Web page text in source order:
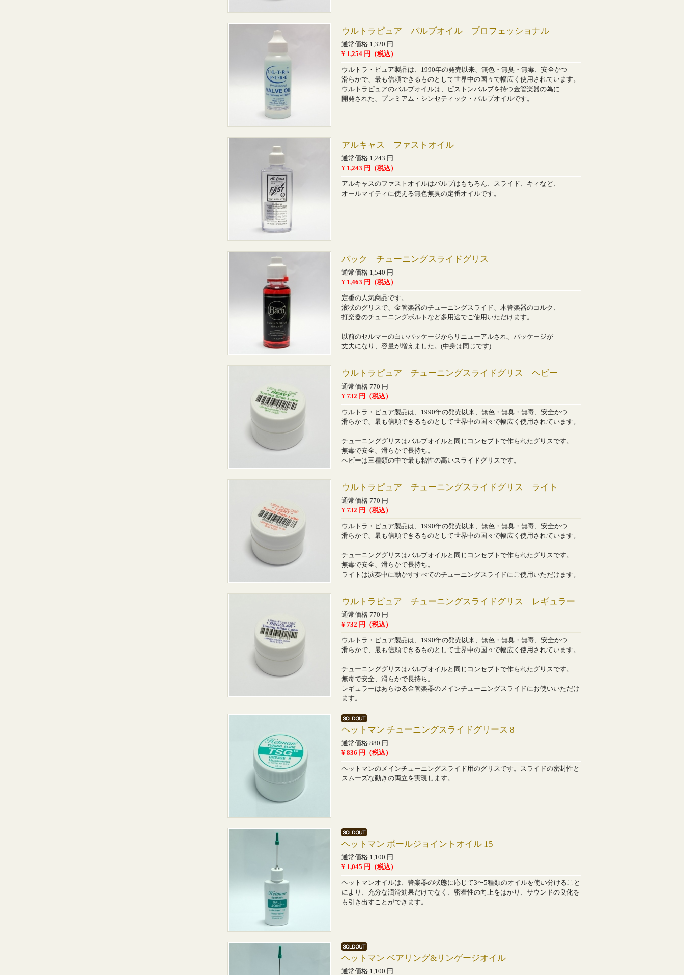
ウルトラピュア バルブオイル プロフェッショナル
通常価格 1,320 円
¥ 1,254 円（税込）
ウルトラ・ピュア製品は、1990年の発売以来、無色・無臭・無毒、安全かつ
滑らかで、最も信頼できるものとして世界中の国々で幅広く使用されています。
ウルトラピュアのバルブオイルは、ピストンバルブを持つ金管楽器の為に
開発された、プレミアム・シンセティック・バルブオイルです。
アルキャス ファストオイル
通常価格 1,243 円
¥ 1,243 円（税込）
アルキャスのファストオイルはバルブはもちろん、スライド、キィなど、
オールマイティに使える無色無臭の定番オイルです。
バック チューニングスライドグリス
通常価格 1,540 円
¥ 1,463 円（税込）
定番の人気商品です。
液状のグリスで、金管楽器のチューニングスライド、木管楽器のコルク、
打楽器のチューニングボルトなど多用途でご使用いただけます。
以前のセルマーの白いパッケージからリニューアルされ、パッケージが
丈夫になり、容量が増えました。(中身は同じです)
ウルトラピュア チューニングスライドグリス ヘビー
通常価格 770 円
¥ 732 円（税込）
ウルトラ・ピュア製品は、1990年の発売以来、無色・無臭・無毒、安全かつ
滑らかで、最も信頼できるものとして世界中の国々で幅広く使用されています。
チューニンググリスはバルブオイルと同じコンセプトで作られたグリスです。
無毒で安全、滑らかで長持ち。
ヘビーは三種類の中で最も粘性の高いスライドグリスです。
ウルトラピュア チューニングスライドグリス ライト
通常価格 770 円
¥ 732 円（税込）
ウルトラ・ピュア製品は、1990年の発売以来、無色・無臭・無毒、安全かつ
滑らかで、最も信頼できるものとして世界中の国々で幅広く使用されています。
チューニンググリスはバルブオイルと同じコンセプトで作られたグリスです。
無毒で安全、滑らかで長持ち。
ライトは演奏中に動かすすべてのチューニングスライドにご使用いただけます。
ウルトラピュア チューニングスライドグリス レギュラー
通常価格 770 円
¥ 732 円（税込）
ウルトラ・ピュア製品は、1990年の発売以来、無色・無臭・無毒、安全かつ
滑らかで、最も信頼できるものとして世界中の国々で幅広く使用されています。
チューニンググリスはバルブオイルと同じコンセプトで作られたグリスです。
無毒で安全、滑らかで長持ち。
レギュラーはあらゆる金管楽器のメインチューニングスライドにお使いいただけ
ます。
ヘットマン チューニングスライドグリース 8
通常価格 880 円
¥ 836 円（税込）
ヘットマンのメインチューニングスライド用のグリスです。スライドの密封性と
スムーズな動きの両立を実現します。
ヘットマン ボールジョイントオイル 15
通常価格 1,100 円
¥ 1,045 円（税込）
ヘットマンオイルは、管楽器の状態に応じて3〜5種類のオイルを使い分けること
により、充分な潤滑効果だけでなく、密着性の向上をはかり、サウンドの良化を
も引き出すことができます。
ヘットマン ベアリング&リンゲージオイル
通常価格 1,100 円